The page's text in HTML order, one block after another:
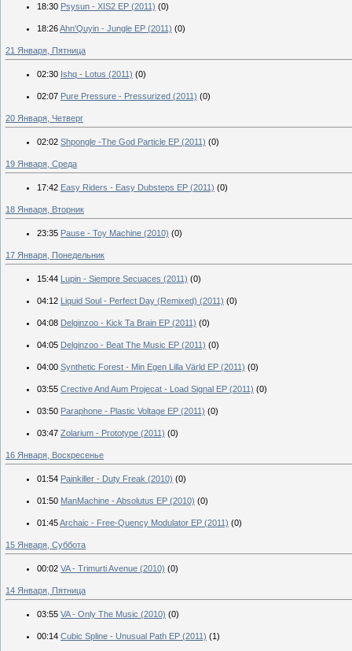
18:30 Psysun - XIS2 EP (2011) (0)
18:26Ahn'Quyin - Jungle EP (2011) (0)
21 Января, Пятница
02:30 Ishq - Lotus (2011) (0)
02:07 Pure Pressure - Pressurized (2011) (0)
20 Января, Четверг
02:02 Shpongle -The God Particle EP (2011) (0)
19 Января, Среда
17:42 Easy Riders - Easy Dubsteps EP (2011) (0)
18 Января, Вторник
23:35 Pause - Toy Machine (2010) (0)
17 Января, Понедельник
15:44 Lupin - Siempre Secuaces (2011) (0)
04:12 Liquid Soul - Perfect Day (Remixed) (2011) (0)
04:08 Delginzoo - Kick Ta Brain EP (2011) (0)
04:05 Delginzoo - Beat The Music EP (2011) (0)
04:00 Synthetic Forest - Min Egen Lilla Värld EP (2011) (0)
03:55 Crective And Aum Projecat - Load Signal EP (2011) (0)
03:50 Paraphone - Plastic Voltage EP (2011) (0)
03:47 Zolarium - Prototype (2011) (0)
16 Января, Воскресенье
01:54 Painkiller - Duty Freak (2010) (0)
01:50 ManMachine - Absolutus EP (2010) (0)
01:45Archaic - Free-Quency Modulator EP (2011) (0)
15 Января, Суббота
00:02 VA - Trimurti Avenue (2010) (0)
14 Января, Пятница
03:55 VA - Only The Music (2010) (0)
00:14 Cubic Spline - Unusual Path EP (2011) (1)